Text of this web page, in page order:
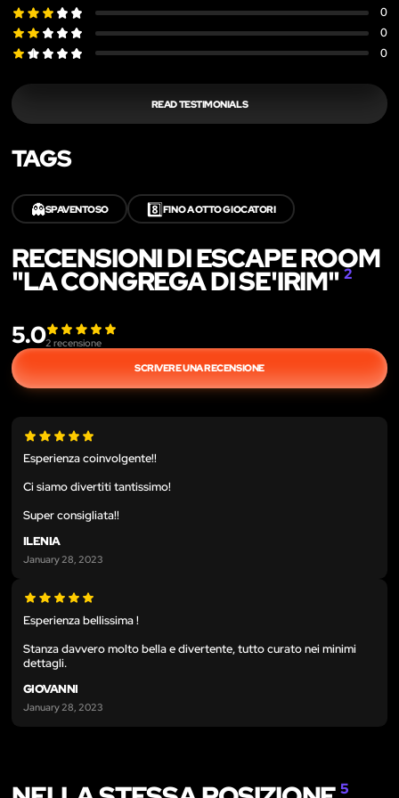
0
0
0
READ TESTIMONIALS
TAGS
👻SPAVENTOSO 8️⃣FINO A OTTO GIOCATORI
RECENSIONI DI ESCAPE ROOM
"LA CONGREGA DI SE'IRIM" 2
5.02 recensione
SCRIVERE UNA RECENSIONE
Esperienza coinvolgente!!
Ci siamo divertiti tantissimo!
Super consigliata!!
ILENIA
January 28, 2023
Esperienza bellissima !
Stanza davvero molto bella e divertente, tutto curato nei minimi
dettagli.
GIOVANNI
January 28, 2023
5